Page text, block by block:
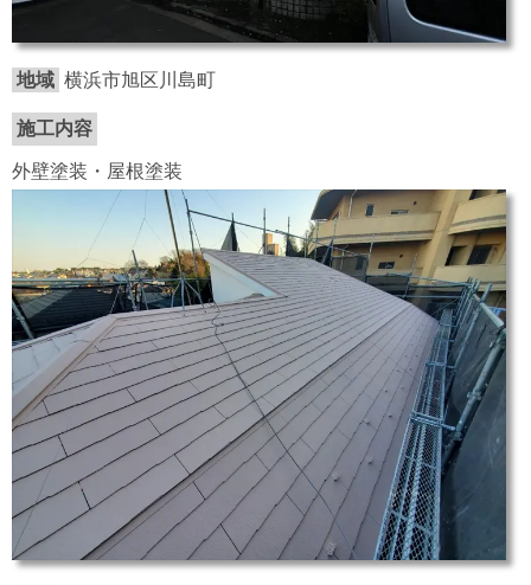
地域 横浜市旭区川島町
施工内容
外壁塗装・屋根塗装